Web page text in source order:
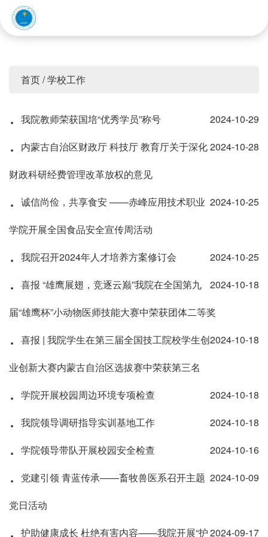
首页/学校工作
2024-10-29
· 我院教师荣获国培“优秀学员”称号
2024-10-28
·
内蒙古自治区财政厅 科技厅 教育厅关于深化
财政科研经费管理改革放权的意见
2024-10-25
· 诚信尚俭，共享食安 ——赤峰应用技术职业
学院开展全国食品安全宣传周活动
2024-10-25
· 我院召开2024年人才培养方案修订会
2024-10-18
· 喜报 “雄鹰展翅，竞逐云巅”我院在全国第九
届“雄鹰杯”小动物医师技能大赛中荣获团体二等奖
2024-10-18
· 喜报 | 我院学生在第三届全国技工院校学生创
业创新大赛内蒙古自治区选拔赛中荣获第三名
2024-10-18
· 学院开展校园周边环境专项检查
2024-10-18
· 我院领导调研指导实训基地工作
2024-10-16
· 学院领导带队开展校园安全检查
2024-10-09
·
党建引领 青蓝传承——畜牧兽医系召开主题
党日活动
2024-09-17
护助健康成长 杜绝有害内容——我院开展“护